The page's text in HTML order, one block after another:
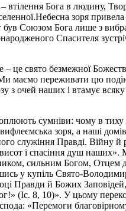
Бога в людину,
зоря
був Союзом Бога лише з
Спасителя
– це свято безмежної
маємо переживати цю
з очей наших і втамує всяку
сумніви: чому в
зоря, а наші
служіння Правді. Війну й
і спасіння душ
сильним Богом, Отцем
у купіль Свято-
Правди й Божих Заповідей,
(Іс. 8, 10)». У цьому
«Перемоги